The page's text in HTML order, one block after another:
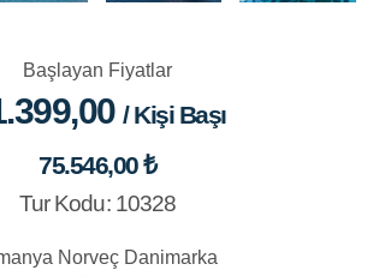
Başlayan Fiyatlar
/ Kişi Başı
75.546,00 ₺
Tur Kodu: 10328
Norveç Danimarka